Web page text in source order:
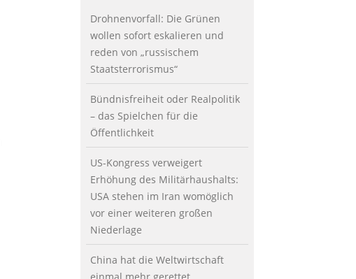
Drohnenvorfall: Die Grünen
wollen sofort eskalieren und
reden von „russischem
Staatsterrorismus“
Bündnisfreiheit oder Realpolitik
– das Spielchen für die
Öffentlichkeit
US-Kongress verweigert
Erhöhung des Militärhaushalts:
USA stehen im Iran womöglich
vor einer weiteren großen
Niederlage
China hat die Weltwirtschaft